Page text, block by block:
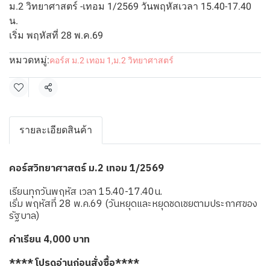
ม.2 วิทยาศาสตร์ -เทอม 1/2569 วันพฤหัสเวลา 15.40-17.40
น.
เริ่ม พฤหัสที่ 28 พ.ค.69
หมวดหมู่:คอร์ส ม.2 เทอม 1 ,ม.2 วิทยาศาสตร์
แชร์
รายละเอียดสินค้า
คอร์สวิทยาศาสตร์ ม.2 เทอม 1/2569
เรียนทุกวันพฤหัส เวลา 15.40-17.40น.
เริ่ม พฤหัสที่ 28 พ.ค.69 (วันหยุดและหยุดชดเชยตามประกาศของ
รัฐบาล)
ค่าเรียน 4,000 บาท